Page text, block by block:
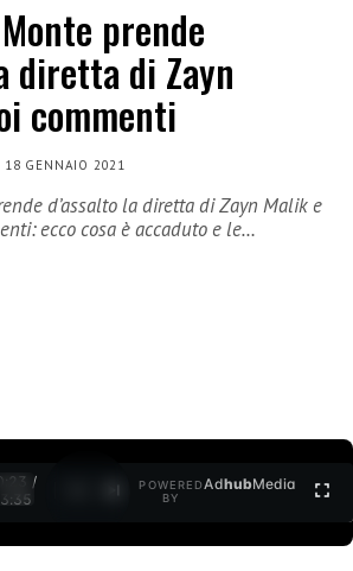
prende
diretta di Zayn
commenti
18 GENNAIO 2021
d’assalto la diretta di Zayn Malik e
ecco cosa è accaduto e le…
/
3:35
POWERED
BY
AdhubMedia